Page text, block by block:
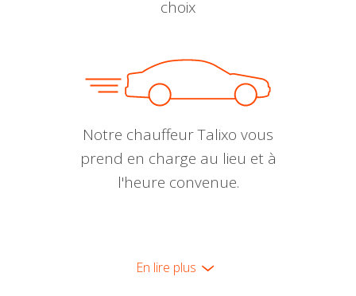
choix
Notre chauffeur Talixo vous
prend en charge au lieu et à
l'heure convenue.
En lire plus